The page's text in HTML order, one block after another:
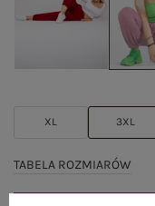
XL 3XL
TABELA ROZMIARÓW